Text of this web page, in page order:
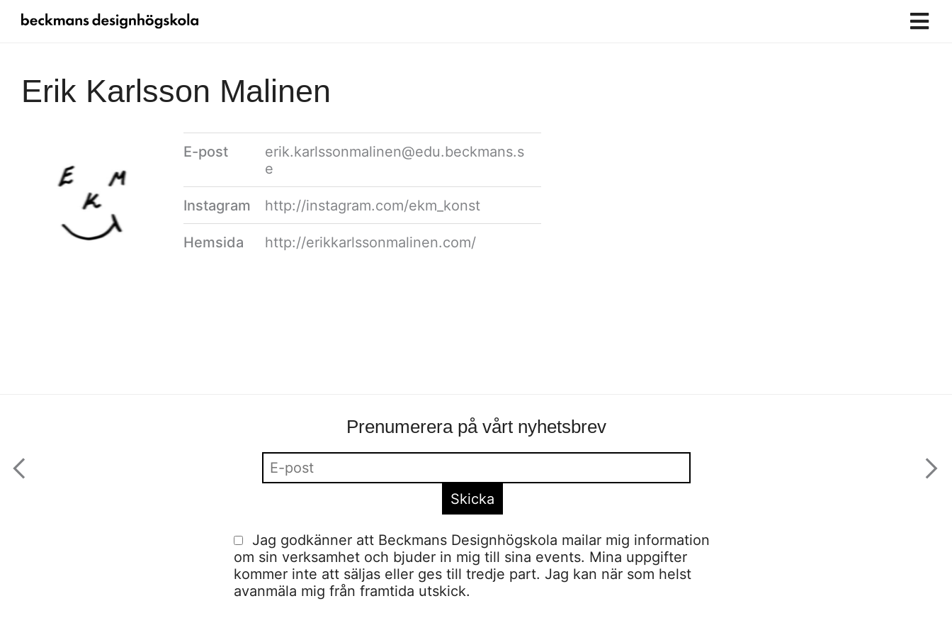
Erik Karlsson Malinen
E-post
erik.karlssonmalinen@edu.beckmans.s
e
Instagram http://instagram.com/ekm_konst
Hemsida http://erikkarlssonmalinen.com/
Prenumerera på vårt nyhetsbrev
Jag godkänner att Beckmans Designhögskola mailar mig information
om sin verksamhet och bjuder in mig till sina events. Mina uppgifter
kommer inte att säljas eller ges till tredje part. Jag kan när som helst
avanmäla mig från framtida utskick.